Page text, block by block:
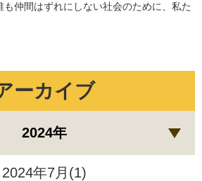
も仲間はずれにしない社会のために、私た
ーカイブ
2024年
2024年7月(1)